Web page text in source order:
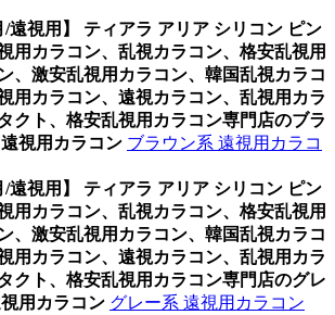
/遠視用】 ティアラ アリア シリコン ピン
用カラコン、乱視カラコン、格安乱視用
、激安乱視用カラコン、韓国乱視カラコ
用カラコン、遠視カラコン、乱視用カラ
クト、格安乱視用カラコン専門店のブラ
視用カラコン ブラウン系 遠視用カラコ
/遠視用】 ティアラ アリア シリコン ピン
用カラコン、乱視カラコン、格安乱視用
、激安乱視用カラコン、韓国乱視カラコ
用カラコン、遠視カラコン、乱視用カラ
クト、格安乱視用カラコン専門店のグレ
用カラコン グレー系 遠視用カラコン